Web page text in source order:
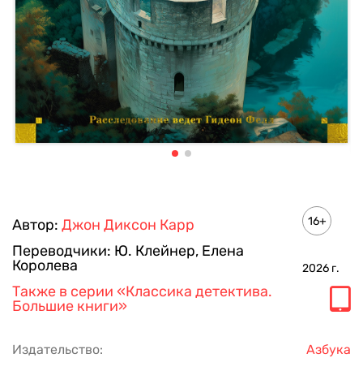
Автор: Джон Диксон Карр
Переводчики: Ю. Клейнер, Елена
Королева
16+
2026 г.
Также в серии «Классика детектива.
Большие книги»
Издательство: Азбука